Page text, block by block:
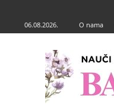
06.08.2026. O nama